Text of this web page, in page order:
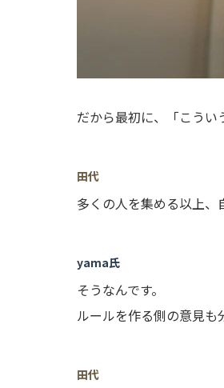
だから最初に、「こうい
田代
多くの人を集める以上、
yama氏
そうなんです。
ルールを作る側の意見も
田代